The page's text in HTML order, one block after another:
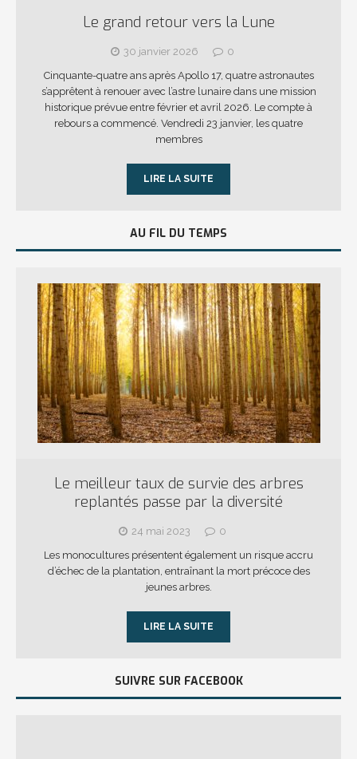
Le grand retour vers la Lune
30 janvier 2026
0
Cinquante-quatre ans après Apollo 17, quatre astronautes
s’apprêtent à renouer avec l’astre lunaire dans une mission
historique prévue entre février et avril 2026. Le compte à
rebours a commencé. Vendredi 23 janvier, les quatre
membres
LIRE LA SUITE
AU FIL DU TEMPS
Le meilleur taux de survie des arbres
replantés passe par la diversité
24 mai 2023
0
Les monocultures présentent également un risque accru
d’échec de la plantation, entraînant la mort précoce des
jeunes arbres.
LIRE LA SUITE
SUIVRE SUR FACEBOOK